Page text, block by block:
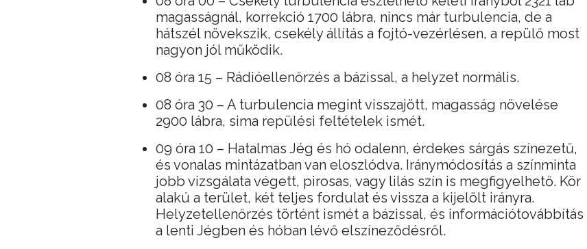
magasságnál, korrekció 1700 lábra, nincs már turbulencia, de a
hátszél növekszik, csekély állítás a fojtó-vezérlésen, a repülő most
nagyon jól működik.
08 óra 15 – Rádióellenőrzés a bázissal, a helyzet normális.
08 óra 30 – A turbulencia megint visszajött, magasság növelése
2900 lábra, sima repülési feltételek ismét.
09 óra 10 – Hatalmas Jég és hó odalenn, érdekes sárgás színezetű,
és vonalas mintázatban van eloszlódva. Iránymódosítás a színminta
jobb vizsgálata végett, pirosas, vagy lilás szín is megfigyelhető. Kör
alakú a terület, két teljes fordulat és vissza a kijelölt irányra.
Helyzetellenőrzés történt ismét a bázissal, és információtovábbítás
a lenti Jégben és hóban lévő elszíneződésről.